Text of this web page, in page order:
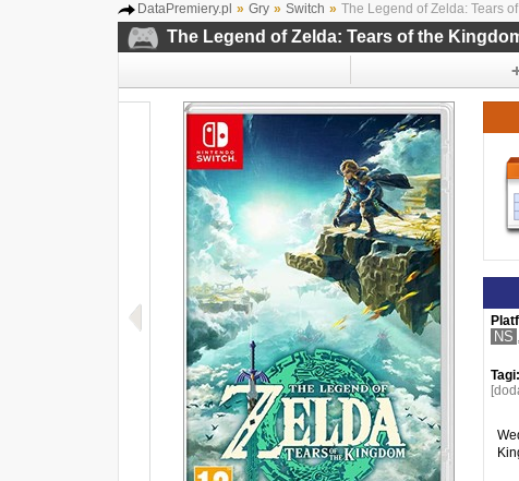
DataPremiery.pl » Gry » Switch » The Legend of Zelda: Tears
The Legend of Zelda: Tears of the
NS ,
Tagi: